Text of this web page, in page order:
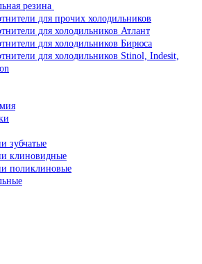
резина
для прочих холодильников
для холодильников Атлант
для холодильников Бирюса
для холодильников Stinol, Indesit,
зубчатые
клиновидные
поликлиновые